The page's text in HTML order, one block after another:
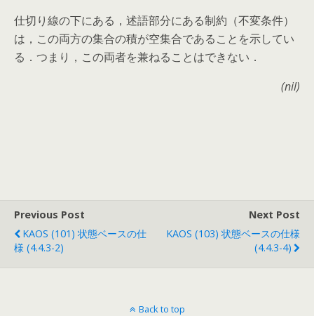
仕切り線の下にある，述語部分にある制約（不変条件）
は，この両方の集合の積が空集合であることを示してい
る．つまり，この両者を兼ねることはできない．
(nil)
Previous Post
KAOS (101) 状態ベースの仕
様 (4.4.3-2)
Next Post
KAOS (103) 状態ベースの仕様
(4.4.3-4)
Back to top